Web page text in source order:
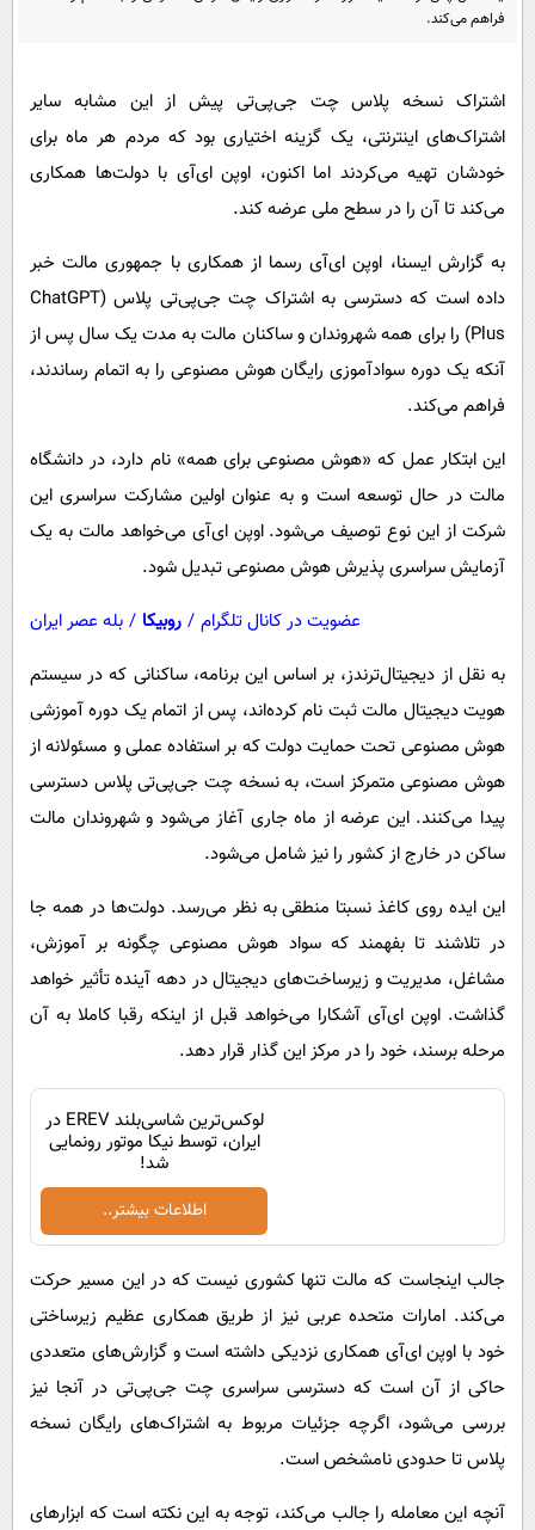
گوناگون
حوادث
محیط زیست
فرهنگی
اجتماعی
سیاست خارجی
پیامک
آشپزی
دانلود
فراهم می‌کند.
اشتراک نسخه پلاس چت جی‌پی‌تی پیش از این مشابه سایر
اشتراک‌های اینترنتی، یک گزینه اختیاری بود که مردم هر ماه برای
خودشان تهیه می‌کردند اما اکنون، اوپن ای‌آی با دولت‌ها همکاری
می‌کند تا آن را در سطح ملی عرضه کند.
به گزارش ایسنا، اوپن ای‌آی رسما از همکاری با جمهوری مالت خبر
داده است که دسترسی به اشتراک چت جی‌پی‌تی پلاس (ChatGPT
Plus) را برای همه شهروندان و ساکنان مالت به مدت یک سال پس از
آنکه یک دوره سوادآموزی رایگان هوش مصنوعی را به اتمام رساندند،
فراهم می‌کند.
این ابتکار عمل که «هوش مصنوعی برای همه» نام دارد، در دانشگاه
مالت در حال توسعه است و به عنوان اولین مشارکت سراسری این
شرکت از این نوع توصیف می‌شود. اوپن ای‌آی می‌خواهد مالت به یک
آزمایش سراسری پذیرش هوش مصنوعی تبدیل شود.
عضویت در کانال تلگرام / روبیکا / بله عصر ایران
به نقل از دیجیتال‌ترندز، بر اساس این برنامه، ساکنانی که در سیستم
هویت دیجیتال مالت ثبت نام کرده‌اند، پس از اتمام یک دوره آموزشی
هوش مصنوعی تحت حمایت دولت که بر استفاده عملی و مسئولانه از
هوش مصنوعی متمرکز است، به نسخه چت جی‌پی‌تی پلاس دسترسی
پیدا می‌کنند. این عرضه از ماه جاری آغاز می‌شود و شهروندان مالت
ساکن در خارج از کشور را نیز شامل می‌شود.
این ایده روی کاغذ نسبتا منطقی به نظر می‌رسد. دولت‌ها در همه جا
در تلاشند تا بفهمند که سواد هوش مصنوعی چگونه بر آموزش،
مشاغل، مدیریت و زیرساخت‌های دیجیتال در دهه آینده تأثیر خواهد
گذاشت. اوپن ای‌آی آشکارا می‌خواهد قبل از اینکه رقبا کاملا به آن
مرحله برسند، خود را در مرکز این گذار قرار دهد.
لوکس‌ترین شاسی‌بلند EREV در
ایران، توسط نیکا موتور رونمایی
شد!
اطلاعات بیشتر..
جالب اینجاست که مالت تنها کشوری نیست که در این مسیر حرکت
می‌کند. امارات متحده عربی نیز از طریق همکاری عظیم زیرساختی
خود با اوپن ای‌آی همکاری نزدیکی داشته است و گزارش‌های متعددی
حاکی از آن است که دسترسی سراسری چت جی‌پی‌تی در آنجا نیز
بررسی می‌شود، اگرچه جزئیات مربوط به اشتراک‌های رایگان نسخه
پلاس تا حدودی نامشخص است.
آنچه این معامله را جالب می‌کند، توجه به این نکته است که ابزارهای